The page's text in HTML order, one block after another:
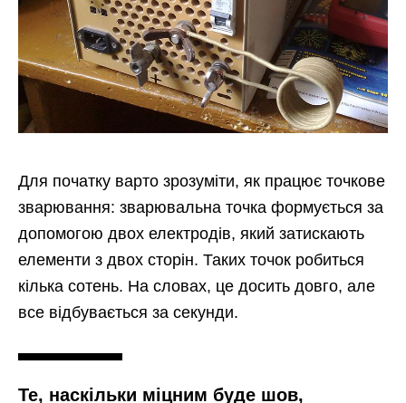
Для початку варто зрозуміти, як працює точкове
зварювання: зварювальна точка формується за
допомогою двох електродів, який затискають
елементи з двох сторін. Таких точок робиться
кілька сотень. На словах, це досить довго, але
все відбувається за секунди.
Те, наскільки міцним буде шов,